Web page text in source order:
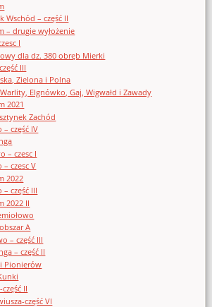
Wschód – część II
– drugie wyłożenie
I
dla dz. 380 obręb Mierki
III
Zielona i Polna
Elgnówko, Gaj, Wigwałd i Zawady
2021
Zachód
– część IV
– czesc I
– czesc V
2022
– część III
2022 II
A
– część III
– część II
i Pionierów
II
część VI